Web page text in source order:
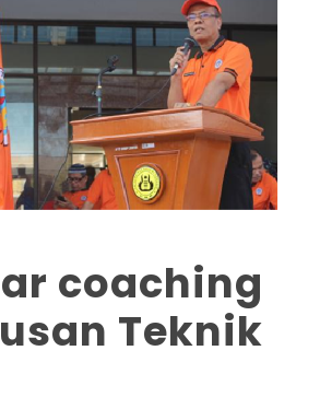
coaching
Teknik